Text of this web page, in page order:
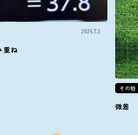
2026.7.3
重ね
その他
微差